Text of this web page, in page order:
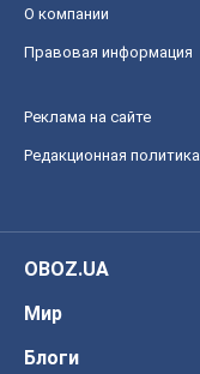
О компании
Правовая информация
Реклама на сайте
Редакционная политика
OBOZ.UA
Мир
Блоги